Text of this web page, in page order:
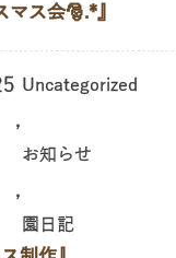
マス会🎅.*』
Uncategorized
,
お知らせ
,
園日記